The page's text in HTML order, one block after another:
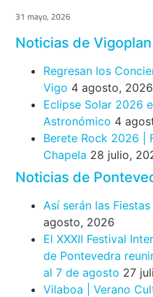
31 mayo, 2026
Noticias de Vigoplan
Regresan los
Vigo 4 agosto, 2026
Eclipse Solar 2026
Astronómico 4
Berete Rock 2026 |
Chapela 28 julio,
Noticias de
Así serán las
agosto, 2026
El XXXII Festival
de Pontevedra
al 7 de agosto 27
Vilaboa | Verano